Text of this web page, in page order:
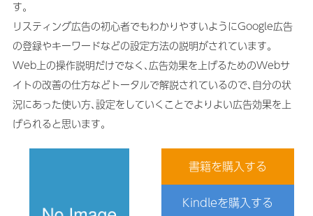
す｡
リスティング広告の初心者でもわかりやすいようにGoogle広告
の登録やキーワードなどの設定方法の説明がされています｡
Web上の操作説明だけでなく､広告効果を上げるためのWebサ
イトの改善の仕方などトータルで解説されているので､自分の状
況にあった使い方､設定をしていくことでよりよい広告効果を上
げられると思います｡
書籍を購入する
Kindleを購入する